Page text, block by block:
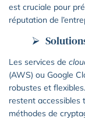
est cruciale pour
réputation de
Les services de
(AWS) ou Google
robustes et
restent accessibles
méthodes de